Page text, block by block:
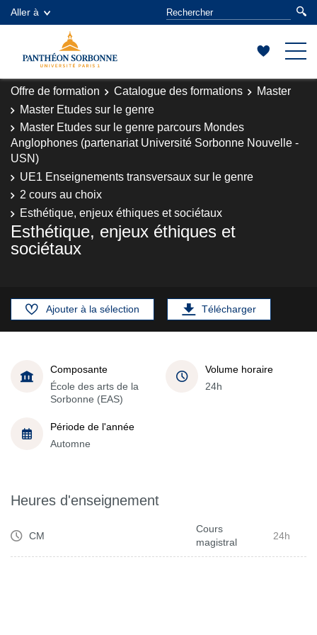
Aller à
Offre de formation Catalogue des formations
Master
Master Etudes sur le genre
Master Etudes sur le genre parcours Mondes
Anglophones (partenariat Université Sorbonne Nouvelle -
USN)
UE1 Enseignements transversaux sur le genre
2 cours au choix
Esthétique, enjeux éthiques et sociétaux
Esthétique, enjeux éthiques et
sociétaux
Ajouter à la sélection Télécharger
Composante
École des arts de la
Sorbonne (EAS)
Volume horaire
24h
Période de l'année
Automne
Heures d'enseignement
CM
Cours
magistral
24h